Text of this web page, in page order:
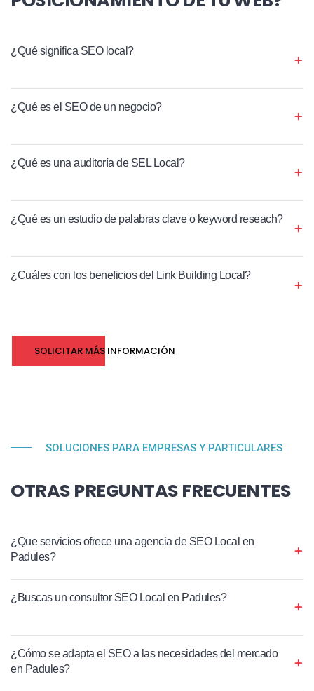
¿Qué significa SEO local?
¿Qué es el SEO de un negocio?
¿Qué es una auditoría de SEL Local?
¿Qué es un estudio de palabras clave o keyword reseach?
¿Cuáles con los beneficios del Link Building Local?
SOLICITAR MÁS INFORMACIÓN
SOLUCIONES PARA EMPRESAS Y PARTICULARES
OTRAS PREGUNTAS FRECUENTES
¿Que servicios ofrece una agencia de SEO Local en
Padules?
¿Buscas un consultor SEO Local en Padules?
¿Cómo se adapta el SEO a las necesidades del mercado
en Padules?